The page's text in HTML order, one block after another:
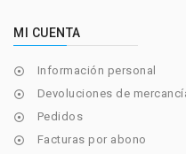
MI CUENTA
 Información personal
 Devoluciones de
 Pedidos
 Facturas por abono